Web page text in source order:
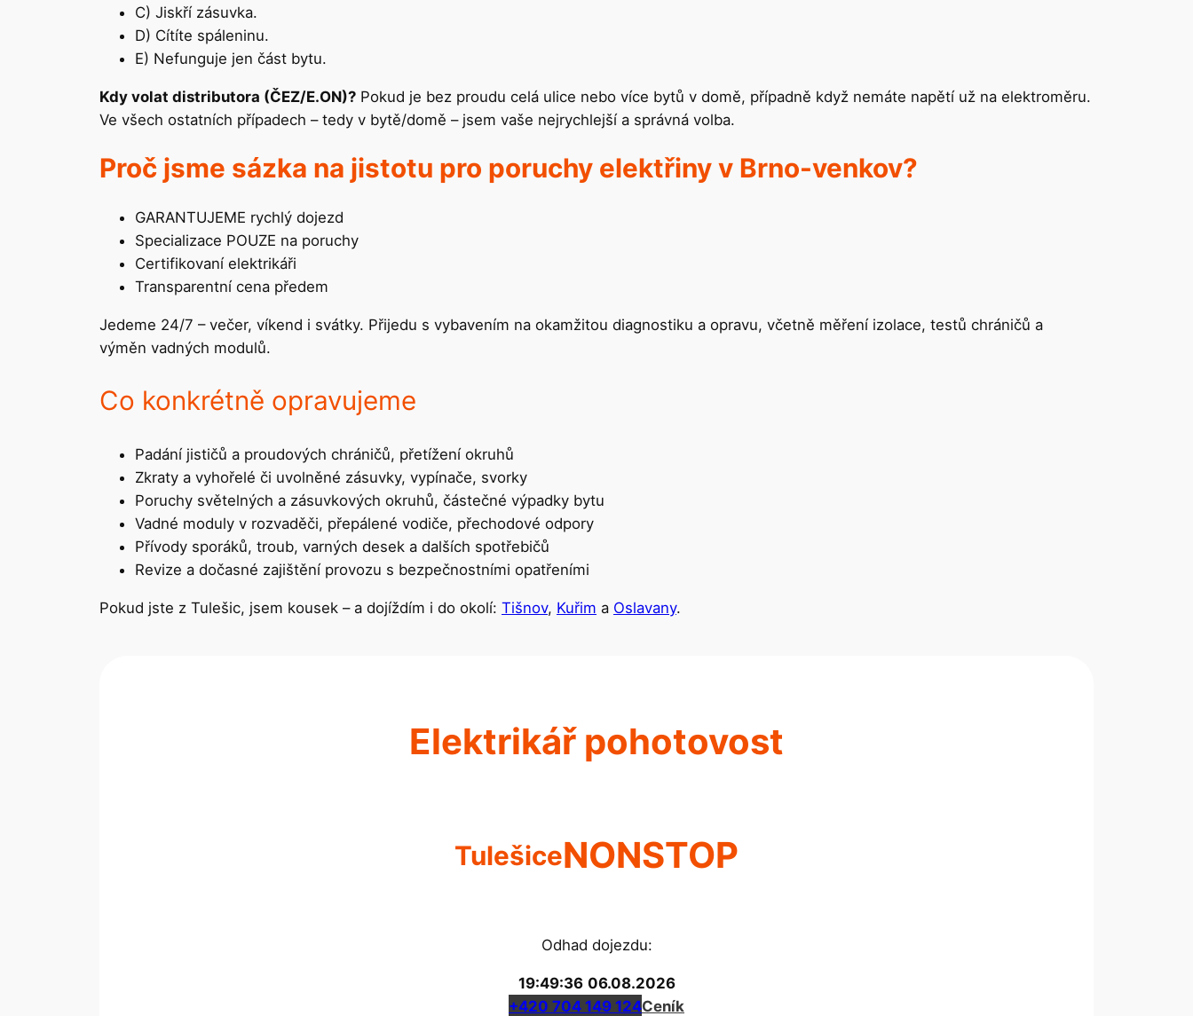
C) Jiskří zásuvka.
D) Cítíte spáleninu.
E) Nefunguje jen část bytu.
Kdy volat distributora (ČEZ/E.ON)? Pokud je bez proudu celá ulice nebo více bytů v domě, případně když nemáte napětí už na elektroměru.
Ve všech ostatních případech – tedy v bytě/domě – jsem vaše nejrychlejší a správná volba.
Proč jsme sázka na jistotu pro poruchy elektřiny v Brno-venkov?
GARANTUJEME rychlý dojezd
Specializace POUZE na poruchy
Certifikovaní elektrikáři
Transparentní cena předem
Jedeme 24/7 – večer, víkend i svátky. Přijedu s vybavením na okamžitou diagnostiku a opravu, včetně měření izolace, testů chráničů a
výměn vadných modulů.
Co konkrétně opravujeme
Padání jističů a proudových chráničů, přetížení okruhů
Zkraty a vyhořelé či uvolněné zásuvky, vypínače, svorky
Poruchy světelných a zásuvkových okruhů, částečné výpadky bytu
Vadné moduly v rozvaděči, přepálené vodiče, přechodové odpory
Přívody sporáků, troub, varných desek a dalších spotřebičů
Revize a dočasné zajištění provozu s bezpečnostními opatřeními
Pokud jste z Tulešic, jsem kousek – a dojíždím i do okolí: Tišnov, Kuřim a Oslavany.
Elektrikář pohotovost
TulešiceNONSTOP
Odhad dojezdu:
19:49:36 06.08.2026
+420 704 149 124Ceník